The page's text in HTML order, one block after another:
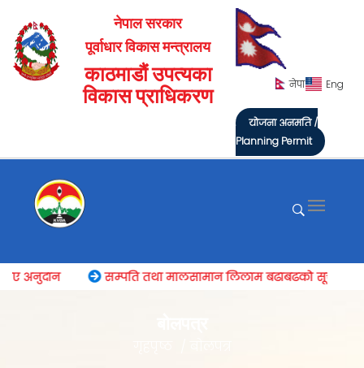
नेपाल सरकार
पूर्वाधार विकास मन्त्रालय
काठमाडौं उपत्यका
विकास प्राधिकरण
नेपा Eng
योजना अनुमति /
Planning Permit
अनुदान सम्पति तथा मालसामान लिलाम बढाबढको सूचना